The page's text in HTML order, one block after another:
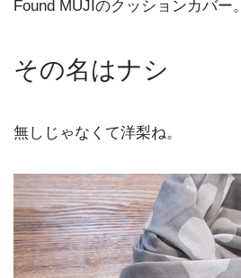
Found MUJIのクッションカバー。
その名はナシ
無しじゃなくて洋梨ね。